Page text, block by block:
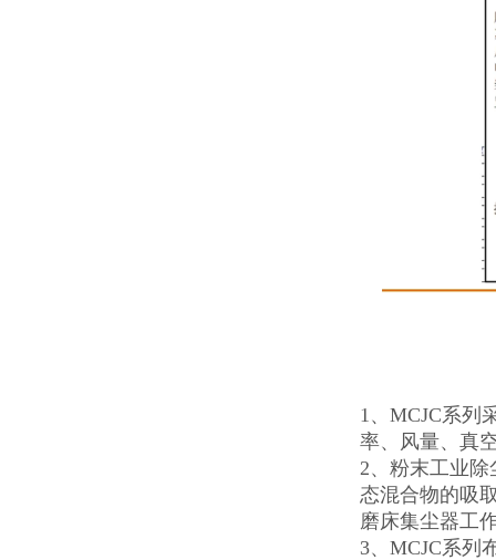
1、MCJC系列
率、风量、真
2、粉末工业
态混合物的吸
磨床集尘器工
3、MCJC系列